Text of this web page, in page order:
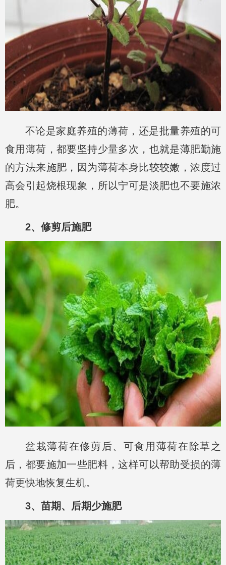
不论是家庭养殖的薄荷，还是批量养殖的可
食用薄荷，都要坚持少量多次，也就是薄肥勤施
的方法来施肥，因为薄荷本身比较较嫩，浓度过
高会引起烧根现象，所以宁可是淡肥也不要施浓
肥。
2、修剪后施肥
盆栽薄荷在修剪后、可食用薄荷在除草之
后，都要施加一些肥料，这样可以帮助受损的薄
荷更快地恢复生机。
3、苗期、后期少施肥